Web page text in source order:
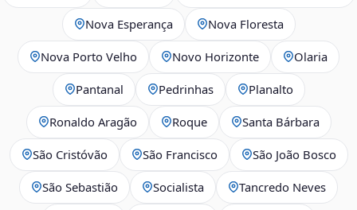
Nova Esperança Nova Floresta
Nova Porto Velho Novo Horizonte Olaria
Pantanal Pedrinhas Planalto
Ronaldo Aragão Roque Santa Bárbara
São Cristóvão São Francisco São João Bosco
São Sebastião Socialista Tancredo Neves